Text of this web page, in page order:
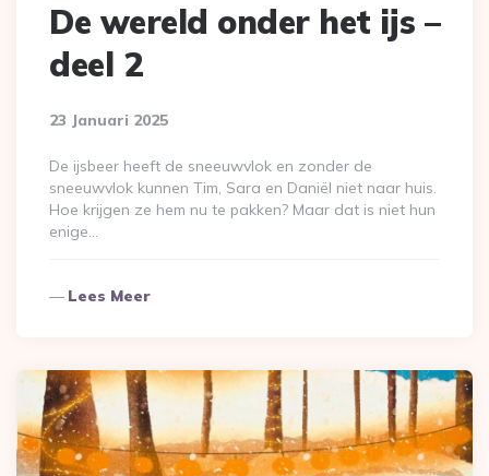
De wereld onder het ijs –
deel 2
23 Januari 2025
De ijsbeer heeft de sneeuwvlok en zonder de
sneeuwvlok kunnen Tim, Sara en Daniël niet naar huis.
Hoe krijgen ze hem nu te pakken? Maar dat is niet hun
enige…
Lees Meer